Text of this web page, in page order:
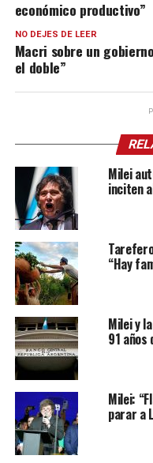
económico productivo”
NO DEJES DE LEER
Macri sobre un
el doble”
Milei
inciten
“Hay
Milei y
91 años
Milei:
parar a